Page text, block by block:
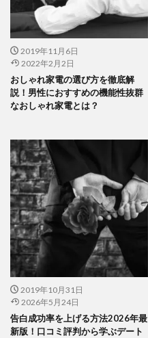
2019年11月6日
2022年2月2日
おしゃれ家電の選び方を徹底解
説！男性におすすめの機能性抜群
なおしゃれ家電とは？
2019年10月31日
2026年5月24日
告白成功率を上げる方法2026年最
新版！口コミ評判から学ぶデート